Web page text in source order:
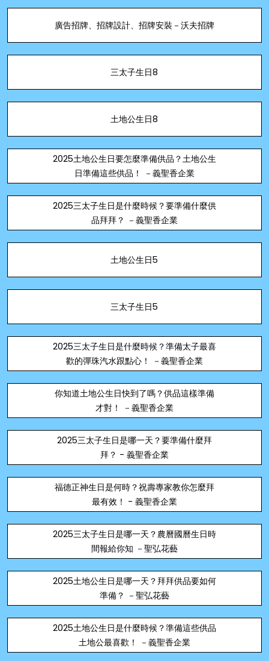
廣告招牌、招牌設計、招牌安裝－沃夫招牌
三太子生日8
土地公生日8
2025土地公生日要怎麼準備供品？土地公生
日準備這些供品！ －義聖香企業
2025三太子生日是什麼時候？要準備什麼供
品拜拜？ －義聖香企業
土地公生日5
三太子生日5
2025三太子生日是什麼時候？準備太子最喜
歡的彈珠汽水跟點心！ －義聖香企業
你知道土地公生日快到了嗎？供品這樣準備
才對！ －義聖香企業
2025三太子生日是哪一天？要準備什麼拜
拜？ - 義聖香企業
福德正神生日是何時？祝壽專家教你怎麼拜
最有效！ - 義聖香企業
2025三太子生日是哪一天？農曆國曆生日時
間報給你知 －聖弘花藝
2025土地公生日是哪一天？拜拜供品要如何
準備？ －聖弘花藝
2025土地公生日是什麼時候？準備這些供品
土地公最喜歡！ －義聖香企業